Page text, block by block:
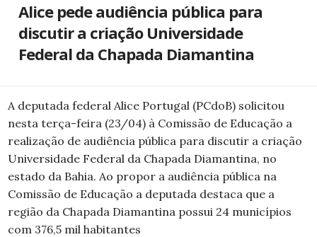
Alice pede audiência pública para
discutir a criação Universidade
Federal da Chapada Diamantina
A deputada federal Alice Portugal (PCdoB) solicitou
nesta terça-feira (23/04) à Comissão de Educação a
realização de audiência pública para discutir a criação
Universidade Federal da Chapada Diamantina, no
estado da Bahia. Ao propor a audiência pública na
Comissão de Educação a deputada destaca que a
região da Chapada Diamantina possui 24 municípios
com 376,5 mil habitantes